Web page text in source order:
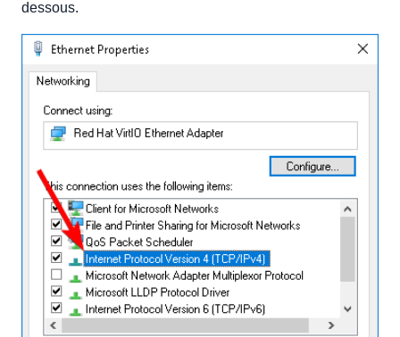
dessous.